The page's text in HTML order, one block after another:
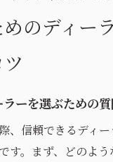
のディー
ーを選ぶための
、信頼できるディ
す。まず、どのよ